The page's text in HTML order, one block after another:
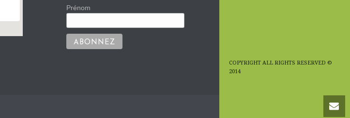
COPYRIGHT ALL RIGHTS RESERVED ©
2014
Prénom